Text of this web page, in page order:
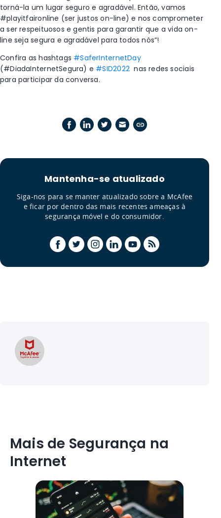
torná-la um lugar seguro e agradável. Então, vamos
#playitfaironline (ser justos on-line) e nos comprometer
a ser respeituosos e gentis para garantir que a vida on-
line seja segura e agradável para todos nós”!
Confira as hashtags #SaferInternetDay
(#DiadaInternetSegura) e #SID2022nas redes sociais
para participar da conversa.
Mantenha-se atualizado
Siga-nos para se manter atualizado sobre a McAfee
e ficar por dentro das mais recentes ameaças à
segurança móvel e do consumidor.
Mais de Segurança na
Internet